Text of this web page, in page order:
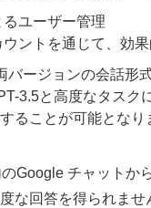
ユーザー管理
ントを通じて、効
バージョンの会話形
3.5と高度なタス
ることが可能となり
Google チャットか
な回答を得られま